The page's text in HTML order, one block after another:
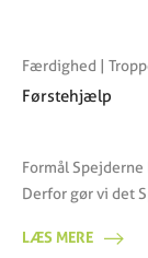
Færdighed
Førstehjælp
Formål
Derfor gør vi det
LÆS MERE